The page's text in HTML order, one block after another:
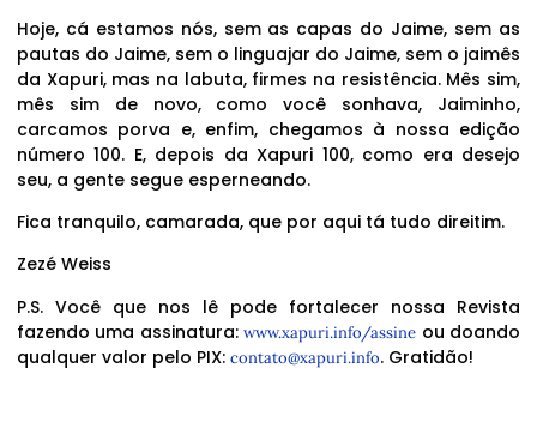
Hoje, cá estamos nós, sem as capas do Jaime, sem as
pautas do Jaime, sem o linguajar do Jaime, sem o jaimês
da Xapuri, mas na labuta, firmes na resistência. Mês sim,
mês sim de novo, como você sonhava, Jaiminho,
carcamos porva e, enfim, chegamos à nossa edição
número 100. E, depois da Xapuri 100, como era desejo
seu, a gente segue esperneando.
Fica tranquilo, camarada, que por aqui tá tudo direitim.
Zezé Weiss
P.S. Você que nos lê pode fortalecer nossa Revista
fazendo uma assinatura:www.xapuri.info/assine ou doando
qualquer valor pelo PIX: contato@xapuri.info. Gratidão!